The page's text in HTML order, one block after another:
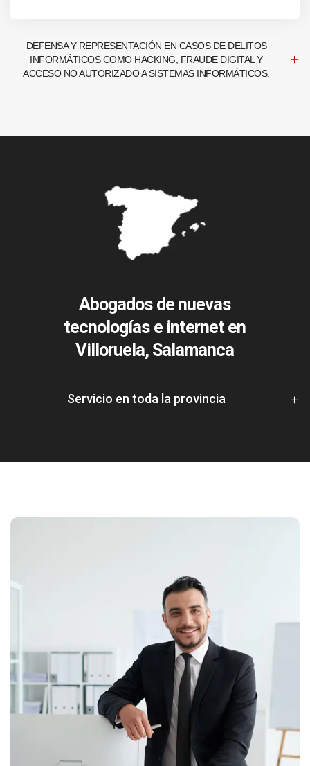
DEFENSA Y REPRESENTACIÓN EN CASOS DE DELITOS
INFORMÁTICOS COMO HACKING, FRAUDE DIGITAL Y
ACCESO NO AUTORIZADO A SISTEMAS INFORMÁTICOS.
Abogados de nuevas
tecnologías e internet en
Villoruela, Salamanca
Servicio en toda la provincia